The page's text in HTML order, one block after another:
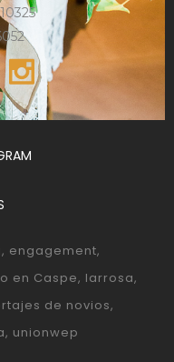
engagement
en Caspe larrosa
de novios
unionwep